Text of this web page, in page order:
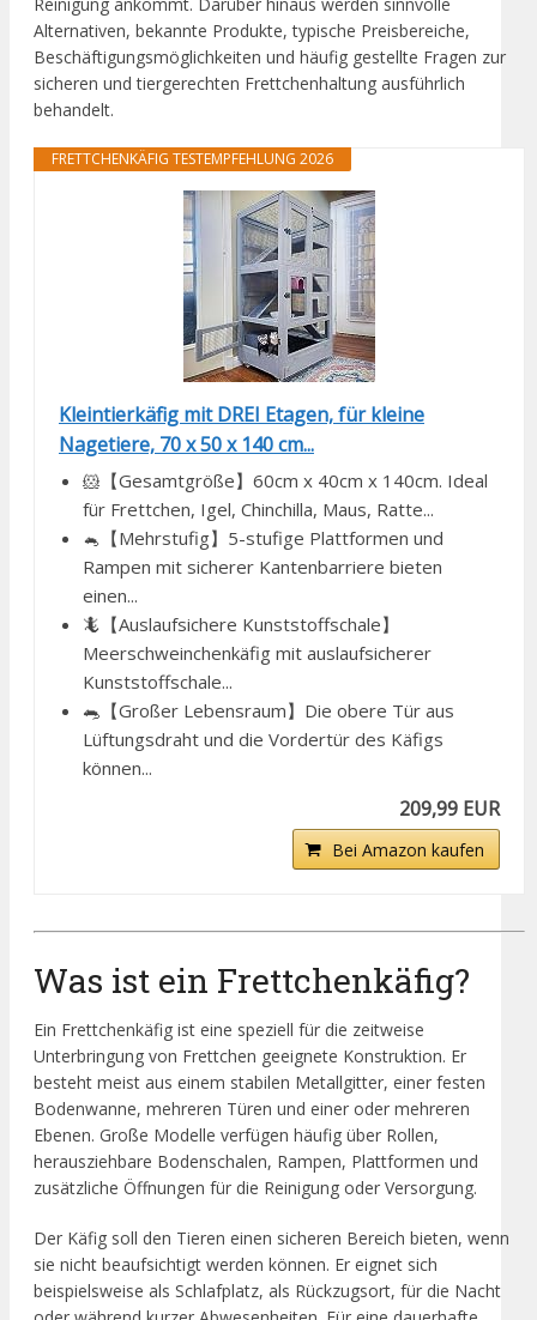
Alternativen, bekannte Produkte, typische Preisbereiche,
Beschäftigungsmöglichkeiten und häufig gestellte Fragen zur
sicheren und tiergerechten Frettchenhaltung ausführlich
behandelt.
FRETTCHENKÄFIG TESTEMPFEHLUNG 2026
Kleintierkäfig mit DREI Etagen, für kleine
Nagetiere, 70 x 50 x 140 cm...
🐹【Gesamtgröße】60cm x 40cm x 140cm. Ideal
für Frettchen, Igel, Chinchilla, Maus, Ratte...
🐁【Mehrstufig】5-stufige Plattformen und
Rampen mit sicherer Kantenbarriere bieten
einen...
🦎【Auslaufsichere Kunststoffschale】
Meerschweinchenkäfig mit auslaufsicherer
Kunststoffschale...
🐀【Großer Lebensraum】Die obere Tür aus
Lüftungsdraht und die Vordertür des Käfigs
können...
209,99 EUR
Bei Amazon kaufen
Was ist ein Frettchenkäfig?
Ein Frettchenkäfig ist eine speziell für die zeitweise
Unterbringung von Frettchen geeignete Konstruktion. Er
besteht meist aus einem stabilen Metallgitter, einer festen
Bodenwanne, mehreren Türen und einer oder mehreren
Ebenen. Große Modelle verfügen häufig über Rollen,
herausziehbare Bodenschalen, Rampen, Plattformen und
zusätzliche Öffnungen für die Reinigung oder Versorgung.
Der Käfig soll den Tieren einen sicheren Bereich bieten, wenn
sie nicht beaufsichtigt werden können. Er eignet sich
beispielsweise als Schlafplatz, als Rückzugsort, für die Nacht